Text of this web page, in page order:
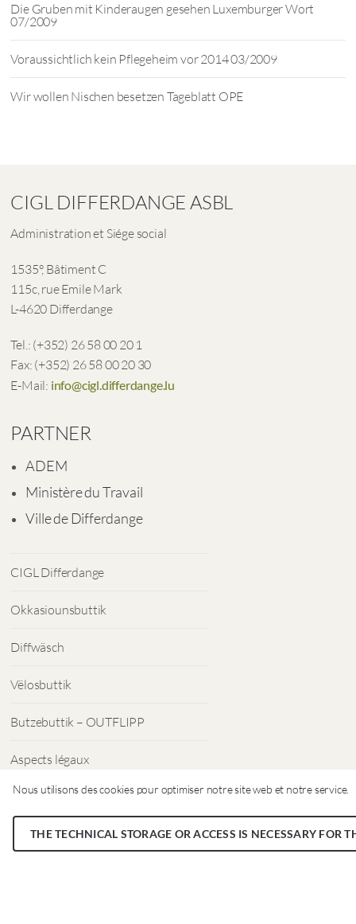
Nous utilisons des cookies pour optimiser notre site web et notre service.
THE TECHNICAL STORAGE OR ACCESS IS NECESSARY FOR
Die Gruben mit Kinderaugen gesehen Luxemburger Wort
07/2009
Voraussichtlich kein Pflegeheim vor 2014 03/2009
Wir wollen Nischen besetzen Tageblatt OPE
CIGL DIFFERDANGE ASBL
Administration et Siége social
1535°, Bâtiment C
115c, rue Emile Mark
L-4620 Differdange
Tel.: (+352) 26 58 00 20 1
Fax: (+352) 26 58 00 20 30
E-Mail: info@cigl.differdange.lu
PARTNER
ADEM
Ministère du Travail
Ville de Differdange
CIGL Differdange
Okkasiounsbuttik
Diffwäsch
Vëlosbuttik
Butzebuttik – OUTFLIPP
Aspects légaux
Protection des données